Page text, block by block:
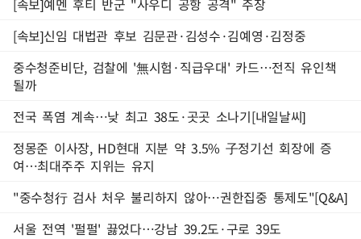
[속보]예멘 후티 반군 "사우디 공항 공격" 주장
[속보]신임 대법관 후보 김문관·김성수·김예영·김정중
중수청준비단, 검찰에 '無시험·직급우대' 카드…전직 유인책
될까
전국 폭염 계속…낮 최고 38도·곳곳 소나기[내일날씨]
정몽준 이사장, HD현대 지분 약 3.5% 子정기선 회장에 증
여…최대주주 지위는 유지
"중수청行 검사 처우 불리하지 않아…권한집중 통제도"[Q&A]
서울 전역 '펄펄' 끓었다…강남 39.2도·구로 39도